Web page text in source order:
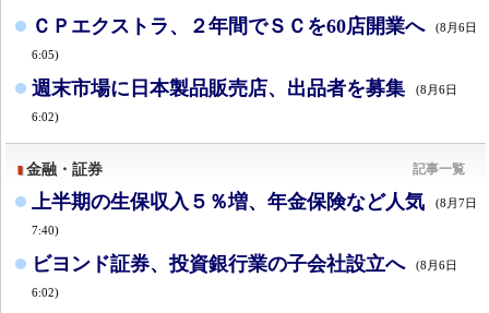
ＣＰエクストラ、２年間でＳＣを60店開業へ (8月6日
6:05)
週末市場に日本製品販売店、出品者を募集 (8月6日
6:02)
金融・証券 記事一覧
上半期の生保収入５％増、年金保険など人気 (8月7日
7:40)
ビヨンド証券、投資銀行業の子会社設立へ (8月6日
6:02)